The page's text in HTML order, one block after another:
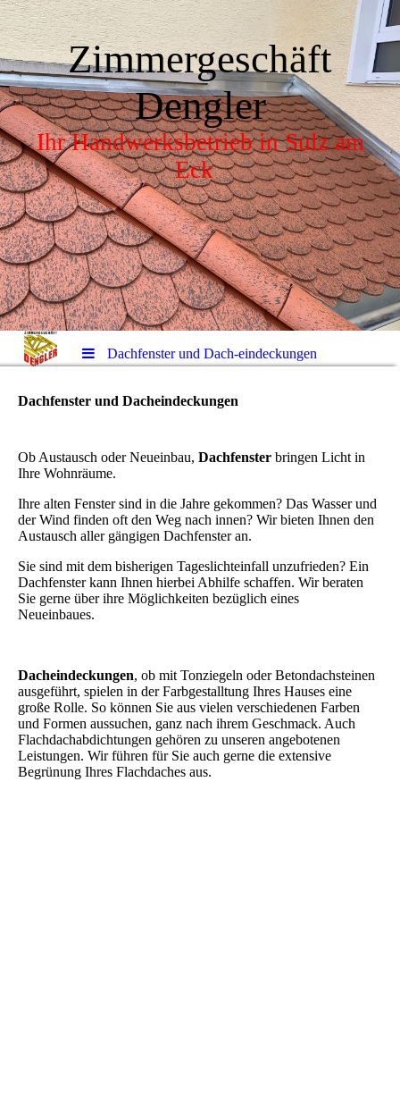
Zimmergeschäft
Dengler
Ihr Handwerksbetrieb in Sulz am
Eck
Dachfenster und Dach-eindeckungen
Dachfenster und Dacheindeckungen
Ob Austausch oder Neueinbau, Dachfenster bringen Licht in
Ihre Wohnräume.
Ihre alten Fenster sind in die Jahre gekommen? Das Wasser und
der Wind finden oft den Weg nach innen? Wir bieten Ihnen den
Austausch aller gängigen Dachfenster an.
Sie sind mit dem bisherigen Tageslichteinfall unzufrieden? Ein
Dachfenster kann Ihnen hierbei Abhilfe schaffen. Wir beraten
Sie gerne über ihre Möglichkeiten bezüglich eines
Neueinbaues.
Dacheindeckungen, ob mit Tonziegeln oder Betondachsteinen
ausgeführt, spielen in der Farbgestalltung Ihres Hauses eine
große Rolle. So können Sie aus vielen verschiedenen Farben
und Formen aussuchen, ganz nach ihrem Geschmack. Auch
Flachdachabdichtungen gehören zu unseren angebotenen
Leistungen. Wir führen für Sie auch gerne die extensive
Begrünung Ihres Flachdaches aus.